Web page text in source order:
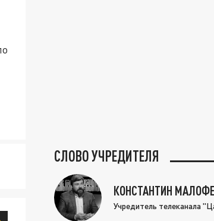
СЛОВО УЧРЕДИТЕЛЯ
КОНСТАНТИН
Учредитель телеканала